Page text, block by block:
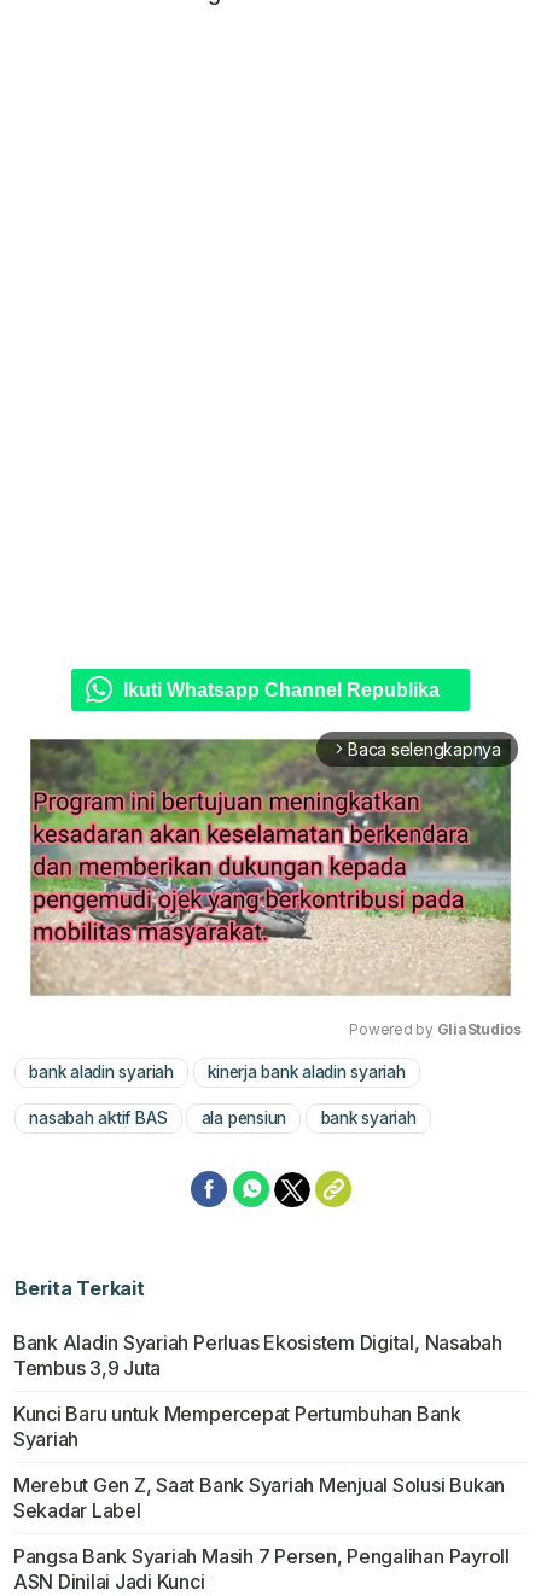
Ikuti Whatsapp Channel Republika
arrow_forward_ios Baca selengkapnya
Powered by GliaStudios
bank aladin syariah kinerja bank aladin syariah
nasabah aktif BAS ala pensiun bank syariah
Berita Terkait
Bank Aladin Syariah Perluas Ekosistem Digital, Nasabah
Tembus 3,9 Juta
Kunci Baru untuk Mempercepat Pertumbuhan Bank
Syariah
Merebut Gen Z, Saat Bank Syariah Menjual Solusi Bukan
Sekadar Label
Pangsa Bank Syariah Masih 7 Persen, Pengalihan Payroll
ASN Dinilai Jadi Kunci